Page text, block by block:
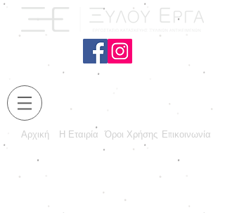
Αρχική Η Εταιρία Όροι Χρήσης Επικοινωνία